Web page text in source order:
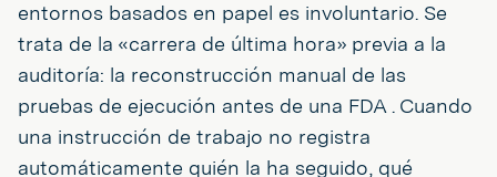
entornos basados en papel es involuntario. Se
trata de la «carrera de última hora» previa a la
auditoría: la reconstrucción manual de las
pruebas de ejecución antes de una FDA . Cuando
una instrucción de trabajo no registra
automáticamente quién la ha seguido, qué